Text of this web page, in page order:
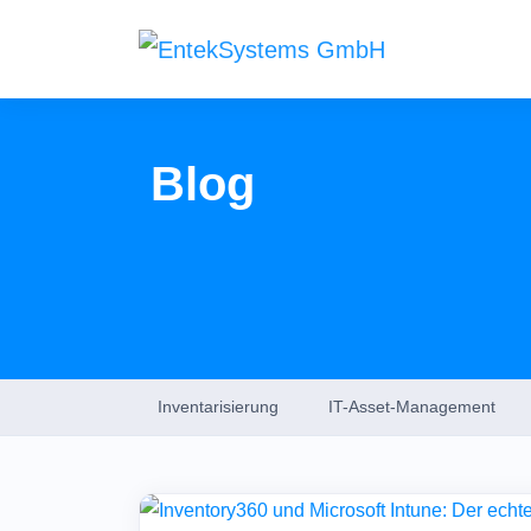
Web
Blog
Inventarisierung IT-Asset-Management